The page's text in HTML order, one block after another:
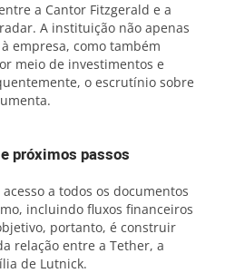
a Cantor Fitzgerald e a
A instituição não apenas
empresa, como também
meio de investimentos e
o escrutínio sobre
próximos passos
a todos os documentos
incluindo fluxos financeiros
portanto, é construir
relação entre a Tether, a
de Lutnick.